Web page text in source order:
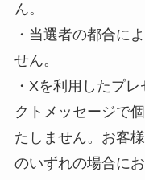
ん。
・当選者の都合に
せん。
・Xを利用したプ
クトメッセージで
たしません。お客
のいずれの場合に